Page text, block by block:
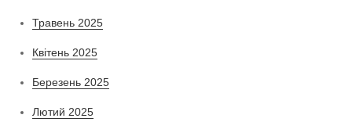
Травень 2025
Квітень 2025
Березень 2025
Лютий 2025